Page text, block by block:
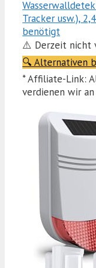
Tracker usw.),
benötigt
⚠️ Derzeit nicht
🔍 Alternativen
* Affiliate-Link:
verdienen wir